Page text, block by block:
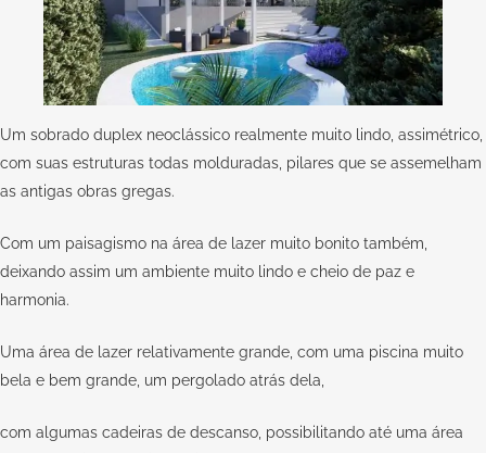
Um sobrado duplex neoclássico realmente muito lindo, assimétrico,
com suas estruturas todas molduradas, pilares que se assemelham
as antigas obras gregas.
Com um paisagismo na área de lazer muito bonito também,
deixando assim um ambiente muito lindo e cheio de paz e
harmonia.
Uma área de lazer relativamente grande, com uma piscina muito
bela e bem grande, um pergolado atrás dela,
com algumas cadeiras de descanso, possibilitando até uma área